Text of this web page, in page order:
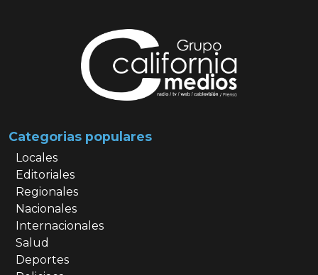
Categorias populares
Locales
Editoriales
Regionales
Nacionales
Internacionales
Salud
Deportes